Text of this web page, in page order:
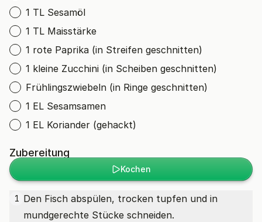
1 TL Sesamöl
1 TL Maisstärke
1 rote Paprika (in Streifen geschnitten)
1 kleine Zucchini (in Scheiben geschnitten)
Frühlingszwiebeln (in Ringe geschnitten)
1 EL Sesamsamen
1 EL Koriander (gehackt)
Zubereitung
Kochen
1 Den Fisch abspülen, trocken tupfen und in
mundgerechte Stücke schneiden.